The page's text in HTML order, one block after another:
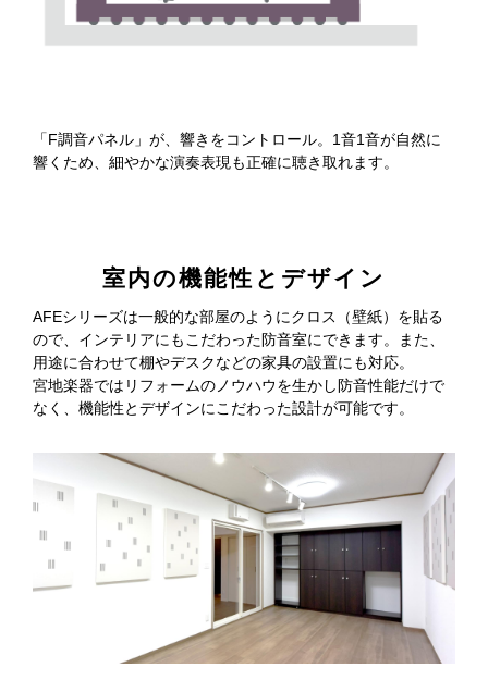
「F調音パネル」が、響きをコントロール。1音1音が自然に
響くため、細やかな演奏表現も正確に聴き取れます。
室内の機能性とデザイン
AFEシリーズは一般的な部屋のようにクロス（壁紙）を貼る
ので、インテリアにもこだわった防音室にできます。また、
用途に合わせて棚やデスクなどの家具の設置にも対応。
宮地楽器ではリフォームのノウハウを生かし防音性能だけで
なく、機能性とデザインにこだわった設計が可能です。